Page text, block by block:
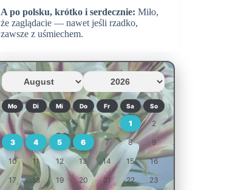
A po polsku, krótko i serdecznie: Miło,
że zaglądacie — nawet jeśli rzadko,
zawsze z uśmiechem.
Mo Di Mi Do Fr Sa So
1 2
3 4 5 6 7 8 9
10 11 12 13 14 15 16
17 18 19 20 21 22 23